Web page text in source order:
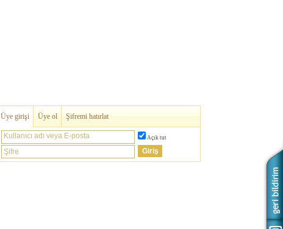
Üye girişi Üye ol Şifremi hatırlat
Kullanıcı adı veya E-posta Açık tut
Şifre